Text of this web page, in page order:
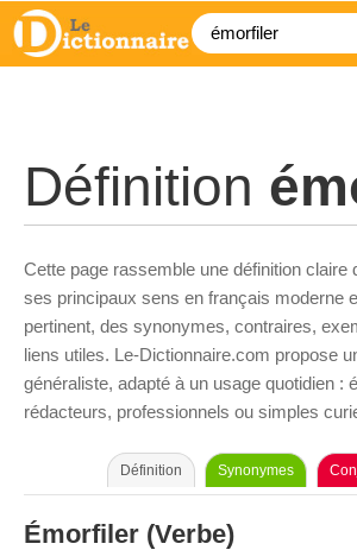
Définition
Cette page rassemble une définition claire
ses principaux sens en français moderne
pertinent, des synonymes, contraires,
liens utiles. Le-Dictionnaire.com propose
généraliste, adapté à un usage quotidien :
rédacteurs, professionnels ou simples
Définition Synonymes
Émorfiler (Verbe)